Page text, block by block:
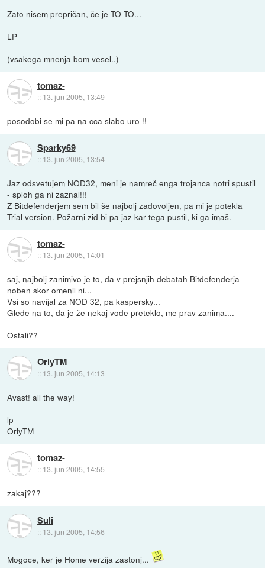
Zato nisem prepričan, če je TO TO...
LP
(vsakega mnenja bom vesel..)
tomaz-
:: 13. jun 2005, 13:49
posodobi se mi pa na cca slabo uro !!
Sparky69
:: 13. jun 2005, 13:54
Jaz odsvetujem NOD32, meni je namreč enga trojanca notri spustil
- sploh ga ni zaznal!!!
Z Bitdefenderjem sem bil še najbolj zadovoljen, pa mi je potekla
Trial version. Požarni zid bi pa jaz kar tega pustil, ki ga imaš.
tomaz-
:: 13. jun 2005, 14:01
saj, najbolj zanimivo je to, da v prejsnjih debatah Bitdefenderja
noben skor omenil ni...
Vsi so navijal za NOD 32, pa kaspersky...
Glede na to, da je že nekaj vode preteklo, me prav zanima....
Ostali??
OrlyTM
:: 13. jun 2005, 14:13
Avast! all the way!
lp
OrlyTM
tomaz-
:: 13. jun 2005, 14:55
zakaj???
Suli
:: 13. jun 2005, 14:56
Mogoce, ker je Home verzija zastonj...